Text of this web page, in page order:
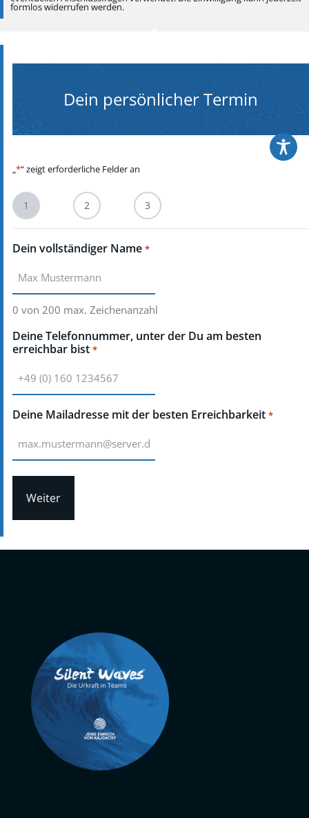
formlos widerrufen werden.
Dein persönlicher Termin
„*“ zeigt erforderliche Felder an
1 2 3
Dein vollständiger Name *
0 von 200 max. Zeichenanzahl
Deine Telefonnummer, unter der Du am besten
erreichbar bist *
Deine Mailadresse mit der besten Erreichbarkeit *